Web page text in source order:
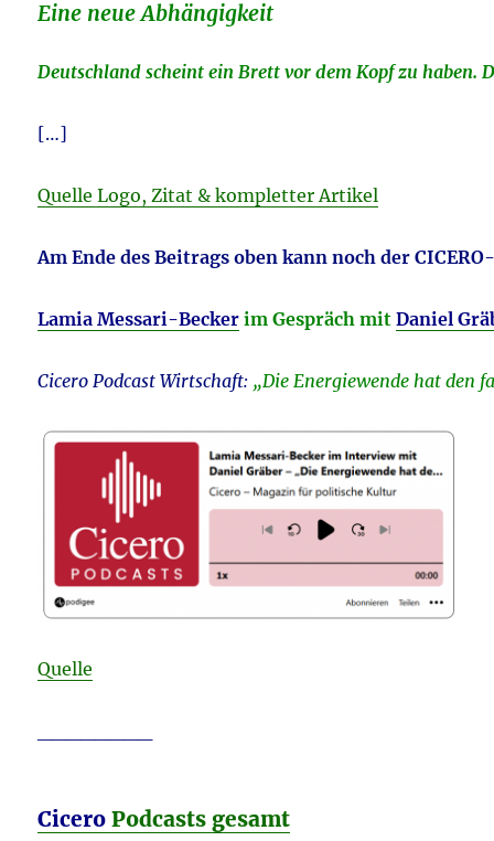
Eine neue Abhängigkeit
Deutschland scheint ein Brett vor dem Kopf zu
[…]
Quelle Logo, Zitat & kompletter Artikel
Am Ende des Beitrags oben kann noch der
Lamia Messari-Becker im Gespräch mitDaniel
Cicero Podcast Wirtschaft: „Die Energiewende hat den
Quelle
Cicero Podcasts gesamt